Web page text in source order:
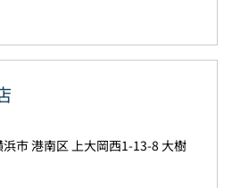
浜市港南区 上大岡西1-13-8 大樹